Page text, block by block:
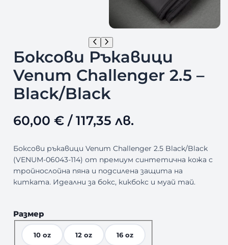
Боксови Ръкавици
Venum Challenger 2.5 –
Black/Black
60,00 €/ 117,35 лв.
Боксови ръкавици Venum Challenger 2.5 Black/Black
(VENUM-06043-114) от премиум синтетична кожа с
тройнослойна пяна и подсилена защита на
китката. Идеални за бокс, кикбокс и муай тай.
Размер
10 oz 12 oz 16 oz